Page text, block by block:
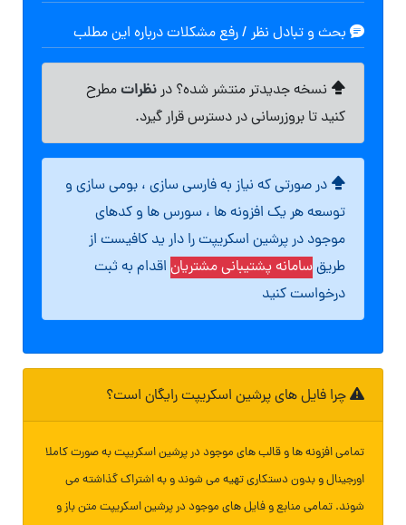
بحث و تبادل نظر / رفع مشکلات درباره این مطلب
نسخه جدیدتر منتشر شده؟ درنظراتمطرح
کنید تا بروزرسانی در دسترس قرار گیرد.
در صورتی که نیاز به فارسی سازی ، بومی سازی و
توسعه هر یک افزونه ها ، سورس ها و کدهای
موجود در پرشین اسکریپت را دار ید کافیست از
طریقسامانه پشتیبانی مشتریان اقدام به ثبت
درخواست کنید
چرا فایل های پرشین اسکریپت رایگان است؟
تمامی افزونه ها و قالب های موجود در پرشین اسکریپت به صورت کاملا
اورجینال و بدون دستکاری تهیه می شوند و به اشتراک گذاشته می
شوند. تمامی منابع و فایل های موجود در پرشین اسکریپت متن باز و